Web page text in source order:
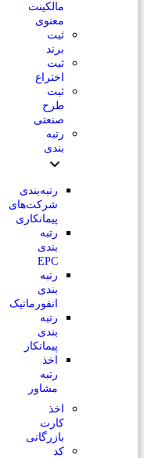
مالکینت
معنوی
ثبت
برند
ثبت
اختراع
ثبت
طرح
صنعتی
رتبه
بندی
رتبه‌بندی
شرکت‌های
پیمانکاری
رتبه
بندی
EPC
رتبه
بندی
انفورماتیک
رتبه
بندی
پیمانکار
اخذ
رتبه
مشاور
اخذ
کارت
بازرگانی
کد